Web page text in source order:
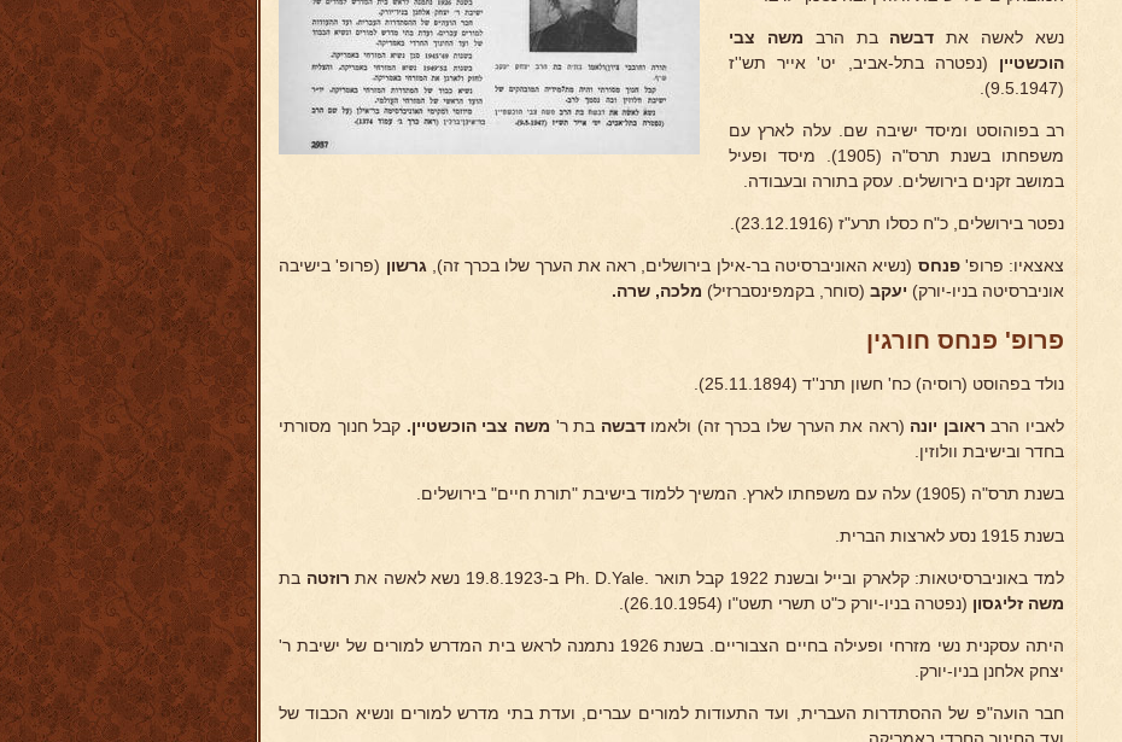
נשא לאשה אתדבשה בת הרב משה צבי
הוכשטיין (נפטרה בתל-אביב, יט' אייר תש''ז
(9.5.1947).
רב בפוהוסט ומיסד ישיבה שם. עלה לארץ עם
משפחתו בשנת תרס"ה (1905). מיסד ופעיל
במושב זקנים בירושלים. עסק בתורה ובעבודה.
נפטר בירושלים, כ"ח כסלו תרע"ז (23.12.1916).
צאצאיו: פרופ'פנחס (נשיא האוניברסיטה בר-אילן בירושלים, ראה את הערך שלו בכרך זה), גרשון (פרופ' בישיבה
אוניברסיטה בניו-יורק) יעקב (סוחר, בקמפינסברזיל) מלכה, שרה.
פרופ' פנחס חורגין
נולד בפהוסט (רוסיה) כח' חשון תרנ''ד (25.11.1894).
לאביו הרבראובן יונה (ראה את הערך שלו בכרך זה) ולאמודבשה בת ר' משה צבי הוכשטיין. קבל חנוך מסורתי
בחדר ובישיבת וולוזין.
בשנת תרס"ה (1905) עלה עם משפחתו לארץ. המשיך ללמוד בישיבת "תורת חיים" בירושלים.
בשנת 1915 נסע לארצות הברית.
למד באוניברסיטאות: קלארק ובייל ובשנת 1922 קבל תואר .Ph. D.Yale ב-19.8.1923 נשא לאשה את רוזטה בת
משה זליגסון (נפטרה בניו-יורק כ"ט תשרי תשט"ו (26.10.1954).
היתה עסקנית נשי מזרחי ופעילה בחיים הצבוריים. בשנת 1926 נתמנה לראש בית המדרש למורים של ישיבת ר'
יצחק אלחנן בניו-יורק.
חבר הועה"פ של ההסתדרות העברית, ועד התעודות למורים עברים, ועדת בתי מדרש למורים ונשיא הכבוד של